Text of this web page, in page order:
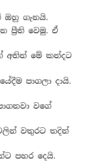
ඔහු ගැනයි.
ප්‍රීති වෙමු. ඒ
අතින් මේ කන්දට
පාගලා දායි.
වගේ
වතුරට තදින්
පහර දෙයි.